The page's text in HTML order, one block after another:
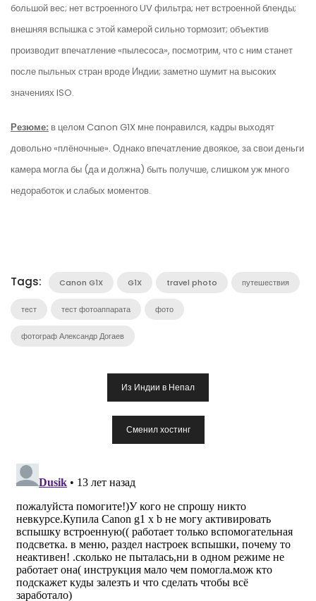
большой вес; нет встроенного UV фильтра; нет встроенной бленды;
внешняя вспышка с этой камерой сильно тормозит; объектив
производит впечатление «пылесоса», посмотрим, что с ним станет
после пыльных стран вроде Индии; заметно шумит на высоких
значениях ISO.
Резюме: в целом Canon G1X мне понравился, кадры выходят
довольно «плёночные». Однако впечатление двоякое, за свои деньги
камера могла бы (да и должна) быть получше, слишком уж много
недоработок и слабых моментов.
Tags: Canon G1X G1X travel photo путешествия
тест тест фотоаппарата фото
фотограф Александр Догаев
Из Индии в Непал
Сменил хостинг